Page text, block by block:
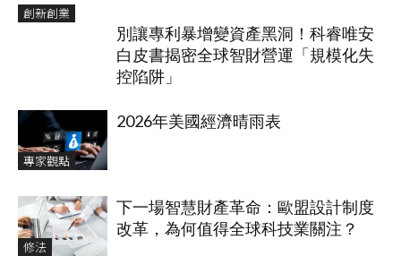
創新創業
別讓專利暴增變資產黑洞！科睿唯安
白皮書揭密全球智財營運「規模化失
控陷阱」
專家觀點
2026年美國經濟晴雨表
修法
下一場智慧財產革命：歐盟設計制度
改革，為何值得全球科技業關注？